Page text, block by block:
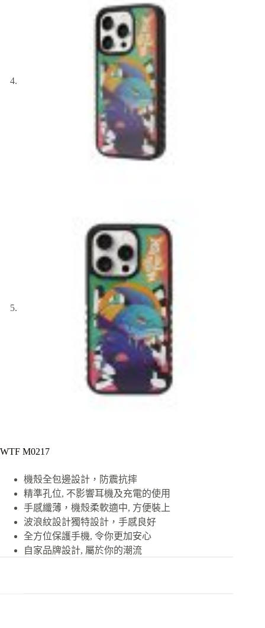
WTF M0217
機殼全包邊設計，防震抗摔
精準孔位, 不影響耳機及充電的使用
手感纖薄，機殼柔軟適中, 方便裝上
波浪紋設計獨特設計，手感良好
全方位保護手機, 令你更加安心
自家品牌設計, 屬於你的潮流